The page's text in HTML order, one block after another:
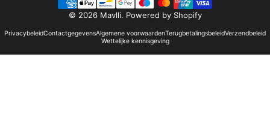
© 2026 Mavlli. Powered by Shopify
PrivacybeleidContactgegevensAlgemene voorwaardenTerugbetalingsbeleidVerzendbeleid
Wettelijke kennisgeving